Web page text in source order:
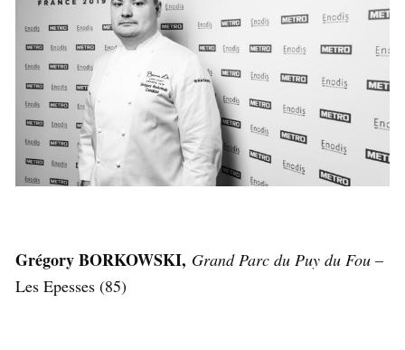
Grégory BORKOWSKI, Grand Parc du Puy du Fou –
Les Epesses (85)